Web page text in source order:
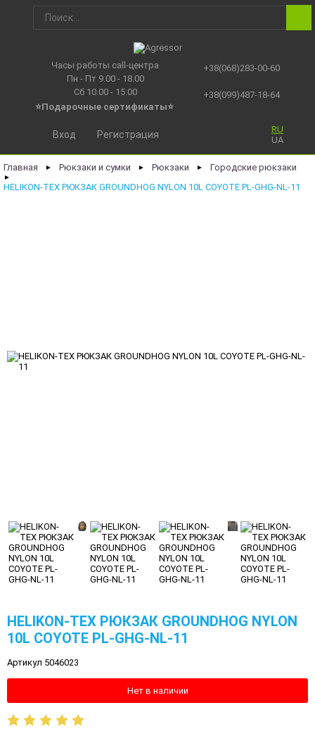
Часы работы call-центра
Пн - Пт 9.00 - 18.00
Сб 10.00 - 15.00
⭐Подарочные сертификаты⭐
+38(068)283-00-60
+38(099)487-18-64
RU
UA
Вход Регистрация
Главная ► Рюкзаки и сумки ► Рюкзаки ► Городские рюкзаки
►
HELIKON-TEX РЮКЗАК GROUNDHOG NYLON 10L COYOTE PL-GHG-NL-11
HELIKON-TEX РЮКЗАК GROUNDHOG NYLON
10L COYOTE PL-GHG-NL-11
Артикул 5046023
Нет в наличии